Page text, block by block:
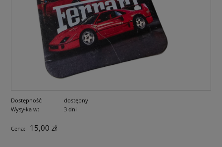
Dostępność:
dostępny
Wysyłka w:
3 dni
Cena: 15,00 zł